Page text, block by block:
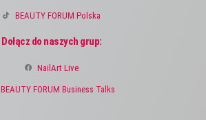
BEAUTY FORUM Polska
Dołącz do naszych grup:
NailArt Live
BEAUTY FORUM Business Talks